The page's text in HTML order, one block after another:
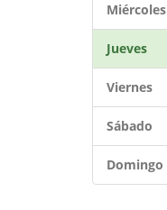
Miércoles
Jueves
Viernes
Sábado
Domingo